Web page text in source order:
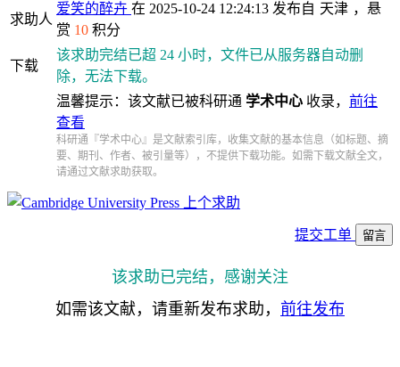
求助人
爱笑的醉卉 在 2025-10-24 12:24:13 发布自 天津 ，悬
赏 10 积分
下载
该求助完结已超 24 小时，文件已从服务器自动删
除，无法下载。
温馨提示：该文献已被科研通 学术中心 收录， 前往
查看
科研通『学术中心』是文献索引库，收集文献的基本信息（如标题、摘
要、期刊、作者、被引量等），不提供下载功能。如需下载文献全文，
请通过文献求助获取。
上个求助
提交工单 留言
该求助已完结，感谢关注
如需该文献，请重新发布求助， 前往发布